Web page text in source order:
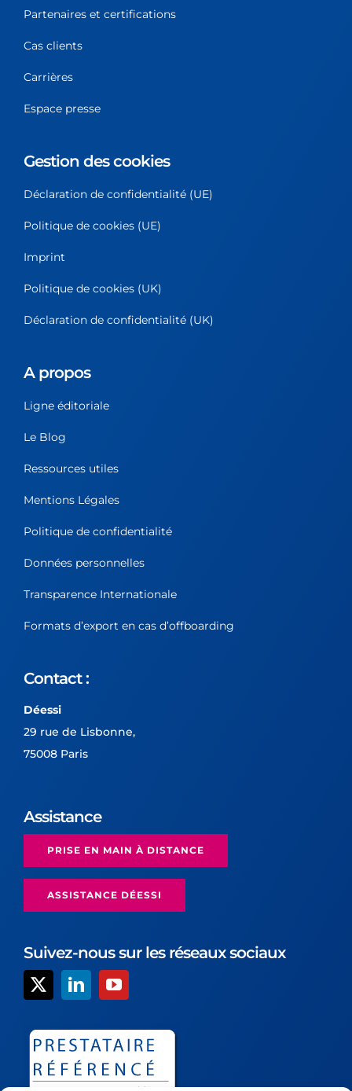
Partenaires et certifications
Cas clients
Carrières
Espace presse
Gestion des cookies
Déclaration de confidentialité (UE)
Politique de cookies (UE)
Imprint
Politique de cookies (UK)
Déclaration de confidentialité (UK)
A propos
Ligne éditoriale
Le Blog
Ressources utiles
Mentions Légales
Politique de confidentialité
Données personnelles
Transparence Internationale
Formats d’export en cas d’offboarding
Contact :
Déessi
29 rue de Lisbonne,
75008 Paris
Assistance
PRISE EN MAIN À DISTANCE
ASSISTANCE DÉESSI
Suivez-nous sur les réseaux sociaux